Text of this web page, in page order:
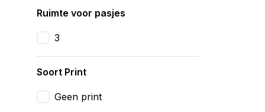
Ruimte voor pasjes
3
Soort Print
Geen print